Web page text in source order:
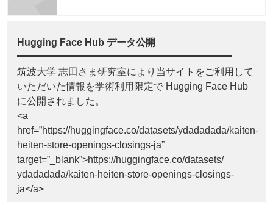
Hugging Face Hub データ公開
筑波大学 志田さま研究室により当サイトをご利用して
いただいた情報を学術利用限定で Hugging Face Hub
に公開されました。
<a
href=”https://huggingface.co/datasets/ydadadada/kaiten-
heiten-store-openings-closings-ja”
target=”_blank”>https://huggingface.co/datasets/
ydadadada/kaiten-heiten-store-openings-closings-
ja</a>